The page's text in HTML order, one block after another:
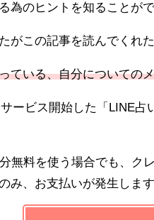
為のヒントを知ることがで
がこの記事を読んでくれた
ている、自分についての
ービス開始した「LINE
無料を使う場合でも、ク
み、お支払いが発生します